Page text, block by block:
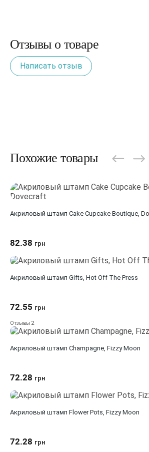
Отзывы о товаре
Написать отзыв
Похожие товары
Акриловый штамп Cake Cupcake Boutique,
82.38 грн
Акриловый штамп Gifts, Hot Off The Press
72.55 грн
Отзывы 2
Акриловый штамп Champagne, Fizzy Moon
72.28 грн
Акриловый штамп Flower Pots, Fizzy Moon
72.28 грн